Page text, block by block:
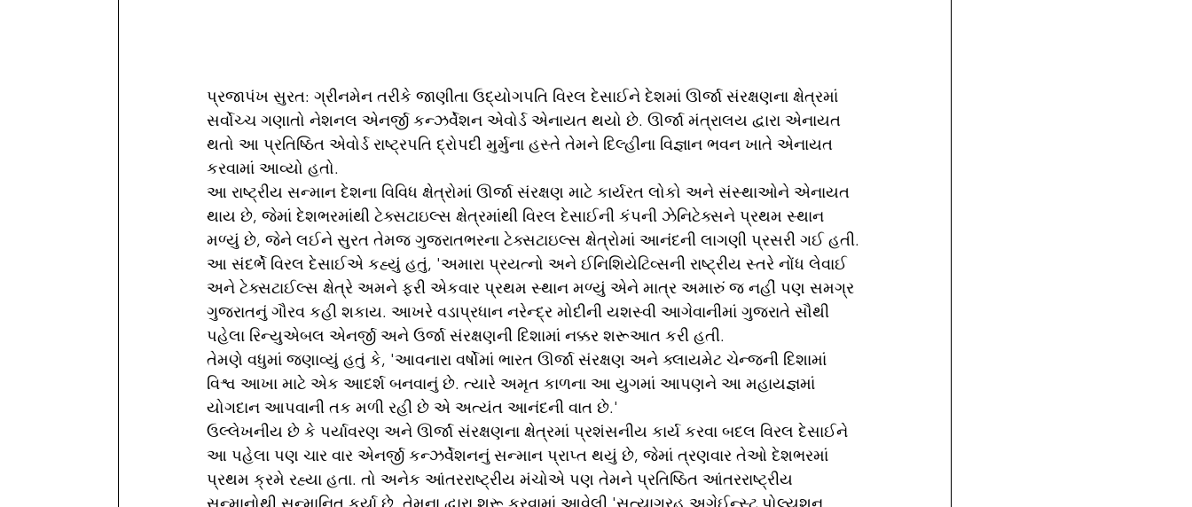
પ્રજાપંખ સુરત: ગ્રીનમેન તરીકે જાણીતા ઉદ્યોગપતિ વિરલ દેસાઈને દેશમાં ઊર્જા સંરક્ષણના ક્ષેત્રમાં
સર્વોચ્ચ ગણાતો નેશનલ એનર્જી કન્ઝર્વેશન એવોર્ડ એનાયત થયો છે. ઊર્જા મંત્રાલય દ્વારા એનાયત
થતો આ પ્રતિષ્ઠિત એવોર્ડ રાષ્ટ્રપતિ દ્રોપદી મુર્મુના હસ્તે તેમને દિલ્હીના વિજ્ઞાન ભવન ખાતે એનાયત
કરવામાં આવ્યો હતો.
આ રાષ્ટ્રીય સન્માન દેશના વિવિધ ક્ષેત્રોમાં ઊર્જા સંરક્ષણ માટે કાર્યરત લોકો અને સંસ્થાઓને એનાયત
થાય છે, જેમાં દેશભરમાંથી ટેક્સટાઇલ્સ ક્ષેત્રમાંથી વિરલ દેસાઈની કંપની ઝેનિટેક્સને પ્રથમ સ્થાન
મળ્યું છે, જેને લઈને સુરત તેમજ ગુજરાતભરના ટેક્સટાઇલ્સ ક્ષેત્રોમાં આનંદની લાગણી પ્રસરી ગઈ હતી.
આ સંદર્ભે વિરલ દેસાઈએ કહ્યું હતું, 'અમારા પ્રયત્નો અને ઈનિશિયેટિવ્સની રાષ્ટ્રીય સ્તરે નોંધ લેવાઈ
અને ટેક્સટાઈલ્સ ક્ષેત્રે અમને ફરી એકવાર પ્રથમ સ્થાન મળ્યું એને માત્ર અમારું જ નહીં પણ સમગ્ર
ગુજરાતનું ગૌરવ કહી શકાય. આખરે વડાપ્રધાન નરેન્દ્ર મોદીની યશસ્વી આગેવાનીમાં ગુજરાતે સૌથી
પહેલા રિન્યુએબલ એનર્જી અને ઉર્જા સંરક્ષણની દિશામાં નક્કર શરૂઆત કરી હતી.
તેમણે વધુમાં જણાવ્યું હતું કે, 'આવનારા વર્ષોમાં ભારત ઊર્જા સંરક્ષણ અને ક્લાયમેટ ચેન્જની દિશામાં
વિશ્વ આખા માટે એક આદર્શ બનવાનું છે. ત્યારે અમૃત કાળના આ યુગમાં આપણને આ મહાયજ્ઞમાં
યોગદાન આપવાની તક મળી રહી છે એ અત્યંત આનંદની વાત છે.'
ઉલ્લેખનીય છે કે પર્યાવરણ અને ઊર્જા સંરક્ષણના ક્ષેત્રમાં પ્રશંસનીય કાર્ય કરવા બદલ વિરલ દેસાઈને
આ પહેલા પણ ચાર વાર એનર્જી કન્ઝર્વેશનનું સન્માન પ્રાપ્ત થયું છે, જેમાં ત્રણવાર તેઓ દેશભરમાં
પ્રથમ ક્રમે રહ્યા હતા. તો અનેક આંતરરાષ્ટ્રીય મંચોએ પણ તેમને પ્રતિષ્ઠિત આંતરરાષ્ટ્રીય
સન્માનોથી સન્માનિત કર્યા છે. તેમના દ્વારા શરૂ કરવામાં આવેલી 'સત્યાગ્રહ અગેઈન્સ્ટ પોલ્યુશન